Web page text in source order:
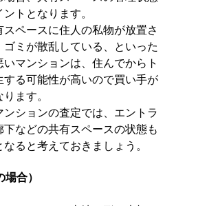
トとなります。
スペースに住人の私物が放置さ
ゴミが散乱している、といった
いマンションは、住んでからト
する可能性が高いので買い手が
ます。
ンションの査定では、エントラ
下などの共有スペースの状態も
ると考えておきましょう。
合）